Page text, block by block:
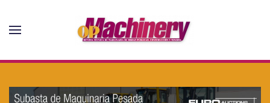
Skip to main content